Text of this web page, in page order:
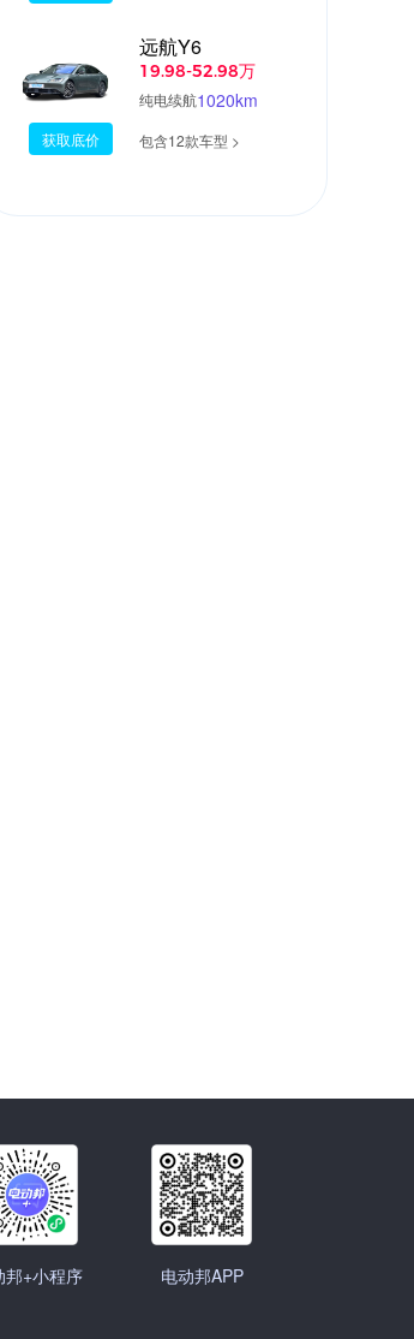
获取底价
远航Y6
19.98-52.98万
纯电续航1020km
包含12款车型 >
邦+小程序 电动邦APP